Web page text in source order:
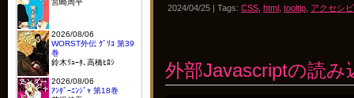
2024/04/25 | Tags: CSS html tooltip アクセシ
外部Javascriptの読